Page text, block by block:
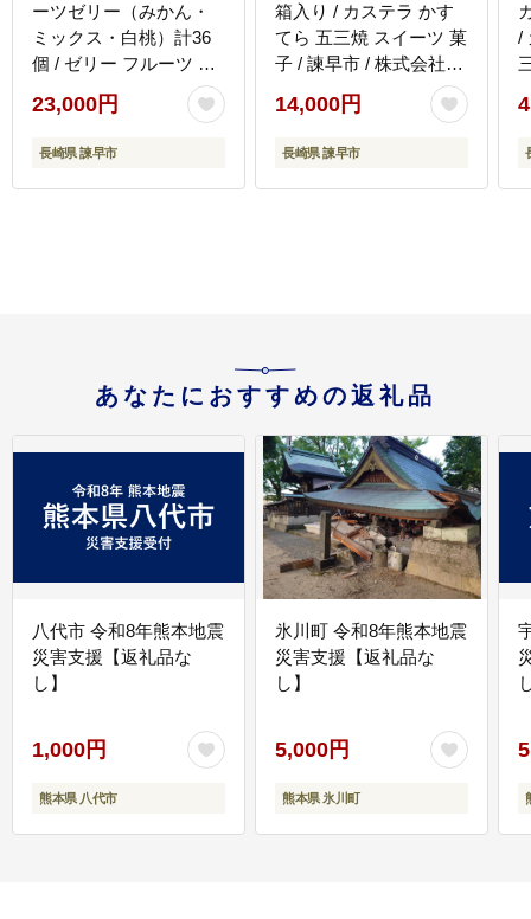
ーツゼリー（みかん・
ミックス・白桃）計36
個 / ゼリー フルーツ フ
ルーツゼリー 果物 ギフ
ト ミックスゼリー みか
んゼリー 白桃ゼリー お
会社たらみ [AHBR030]
23,000円
長崎県 諫早市
箱入り / カステラ かす
てら 五三焼 スイーツ 菓
子 / 諫早市 / 株式会社松
翁軒 [AHCT013]
14,000円
長崎県 諫早市
/
あなたにおすすめの返礼品
八代市 令和8年熊本地震
災害支援【返礼品な
し】
1,000円
熊本県 八代市
氷川町 令和8年熊本地震
災害支援【返礼品な
し】
5,000円
熊本県 氷川町